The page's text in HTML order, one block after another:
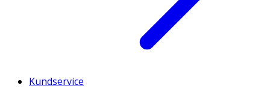
Kundservice